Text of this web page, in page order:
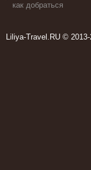
как добраться
Liliya-Travel.RU ©